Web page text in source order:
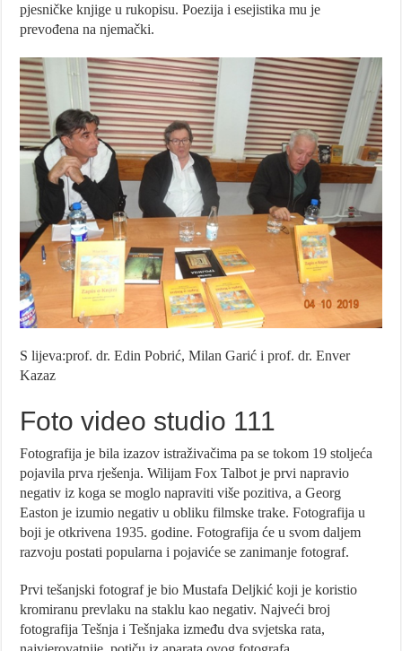
pjesničke knjige u rukopisu. Poezija i esejistika mu je
prevođena na njemački.
S lijeva:prof. dr. Edin Pobrić, Milan Garić i prof. dr. Enver
Kazaz
Foto video studio 111
Fotografija je bila izazov istraživačima pa se tokom 19 stoljeća
pojavila prva rješenja. Wilijam Fox Talbot je prvi napravio
negativ iz koga se moglo napraviti više pozitiva, a Georg
Easton je izumio negativ u obliku filmske trake. Fotografija u
boji je otkrivena 1935. godine. Fotografija će u svom daljem
razvoju postati popularna i pojaviće se zanimanje fotograf.
Prvi tešanjski fotograf je bio Mustafa Deljkić koji je koristio
kromiranu prevlaku na staklu kao negativ. Najveći broj
fotografija Tešnja i Tešnjaka između dva svjetska rata,